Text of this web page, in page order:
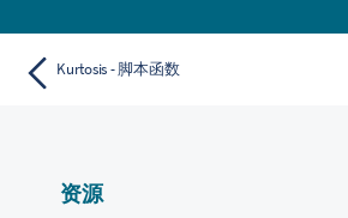
Kurtosis - 脚本函数
资源